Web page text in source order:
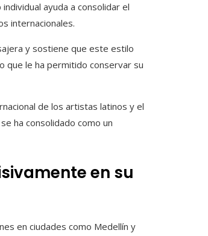
ayuda a consolidar el
internacionales.
y sostiene que este estilo
que le ha permitido conservar su
de los artistas latinos y el
ha consolidado como un
en su
en ciudades como Medellín y